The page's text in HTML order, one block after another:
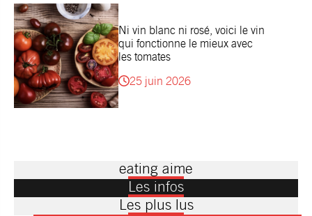
Ni vin blanc ni rosé, voici le vin
qui fonctionne le mieux avec
les tomates
25 juin 2026
eating aime
Les infos
Les plus lus